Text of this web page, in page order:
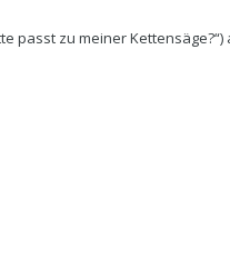
passt zu meiner Kettensäge?“)